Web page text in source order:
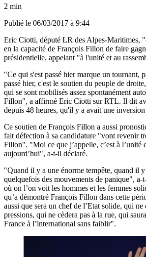
2 min
Publié le 06/03/2017 à 9:44
Eric Ciotti, député LR des Alpes-Maritimes,
en la capacité de François Fillon de faire
présidentielle, appelant "à l'unité et au
"Ce qui s'est passé hier marque un tournant,
passé hier, c'est le soutien du peuple de
qui se sont mobilisés assez spontanément
Fillon", a affirmé Eric Ciotti sur RTL. Il dit
depuis 48 heures, qu'il y a avait une
Ce soutien de François Fillon a aussi
fait défection à sa candidature "vont revenir
Fillon". "Moi ce que j’appelle, c’est à l’unité
aujourd’hui", a-t-il déclaré.
"Quand il y a une énorme tempête, quand il
quelquefois des mouvements de panique", a-
où on l’on voit les hommes et les femmes
qu’a démontré François Fillon dans cette
aussi que sera un chef de l’Etat solide, qui ne
pressions, qui ne cèdera pas à la rue, qui
France à l’international sans faiblir".